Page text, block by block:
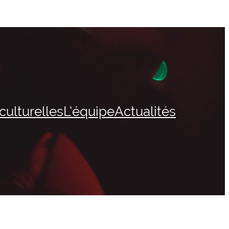
L’équipeActualités